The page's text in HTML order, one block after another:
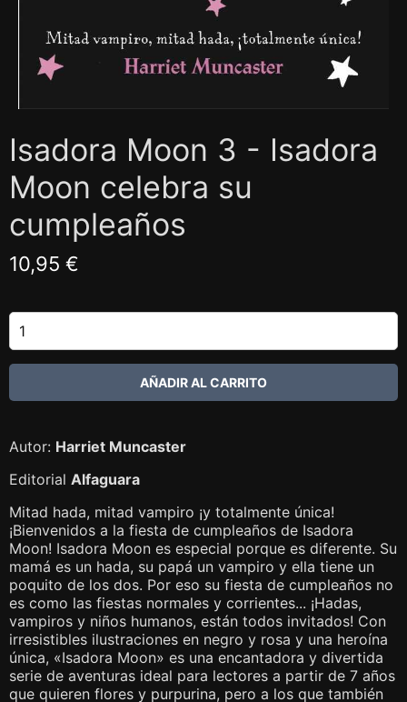
Isadora Moon 3 - Isadora
Moon celebra su
cumpleaños
10,95 €
Autor: Harriet Muncaster
Editorial Alfaguara
Mitad hada, mitad vampiro ¡y totalmente única!
¡Bienvenidos a la fiesta de cumpleaños de Isadora
Moon! Isadora Moon es especial porque es diferente. Su
mamá es un hada, su papá un vampiro y ella tiene un
poquito de los dos. Por eso su fiesta de cumpleaños no
es como las fiestas normales y corrientes... ¡Hadas,
vampiros y niños humanos, están todos invitados! Con
irresistibles ilustraciones en negro y rosa y una heroína
única, «Isadora Moon» es una encantadora y divertida
serie de aventuras ideal para lectores a partir de 7 años
que quieren flores y purpurina, pero a los que también